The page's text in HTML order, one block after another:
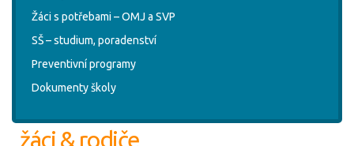
Žáci s potřebami – OMJ a SVP
SŠ – studium, poradenství
Preventivní programy
Dokumenty školy
žáci & rodiče